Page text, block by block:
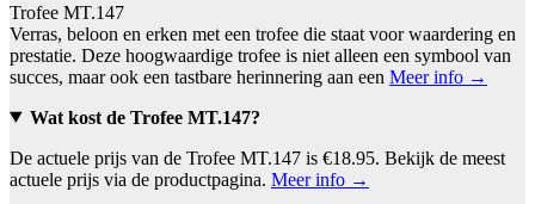
Trofee MT.147
Verras, beloon en erken met een trofee die staat voor waardering en
prestatie. Deze hoogwaardige trofee is niet alleen een symbool van
succes, maar ook een tastbare herinnering aan een Meer info →
Wat kost de Trofee MT.147?
De actuele prijs van de Trofee MT.147 is €18.95. Bekijk de meest
actuele prijs via de productpagina. Meer info →